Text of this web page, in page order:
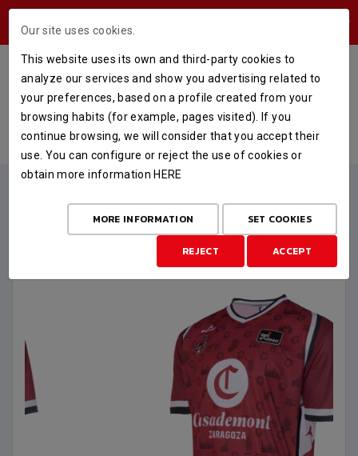
CAMISETA OFICIAL ACB MANGA
CORTA 24-25
HOME STORE
OUTLET
CAMISETA OFICIAL ACB MANGA CORTA 24-25
Our site uses cookies.
This website uses its own and third-party cookies to
analyze our services and show you advertising related to
your preferences, based on a profile created from your
browsing habits (for example, pages visited). If you
continue browsing, we will consider that you accept their
use. You can configure or reject the use of cookies or
obtain more information HERE
MORE INFORMATION SET COOKIES
REJECT ACCEPT